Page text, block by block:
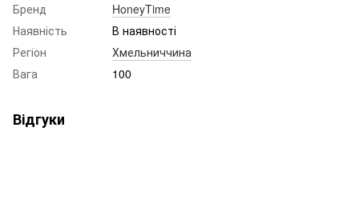
Бренд
HoneyTime
Наявність
В наявності
Регіон
Хмельниччина
Вага
100
Відгуки